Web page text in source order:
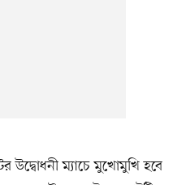
উদ্বোধনী ম্যাচে মুখোমুখি হবে